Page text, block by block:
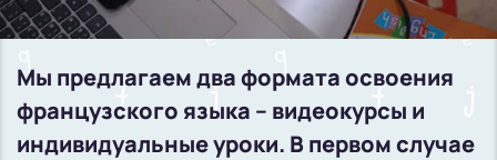
Мы предлагаем два формата освоения
французского языка – видеокурсы и
индивидуальные уроки. В первом случае